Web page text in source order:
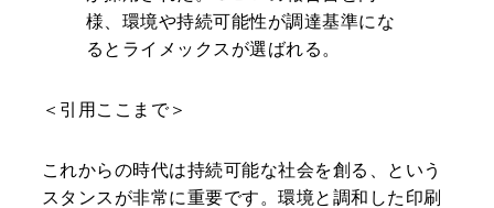
様、環境や持続可能性が調達基準にな
るとライメックスが選ばれる。
＜引用ここまで＞
これからの時代は持続可能な社会を創る、という
スタンスが非常に重要です。環境と調和した印刷